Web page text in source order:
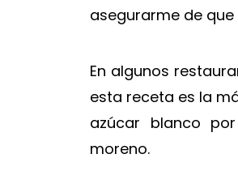
asegurarme de
En algunos
esta receta es la
azúcar blanco
moreno.